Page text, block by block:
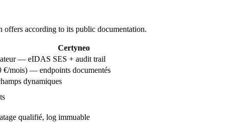
offers according to its public documentation.
Certyneo
— eIDAS SES + audit trail
€/mois) — endpoints documentés
dynamiques
qualifié, log immuable